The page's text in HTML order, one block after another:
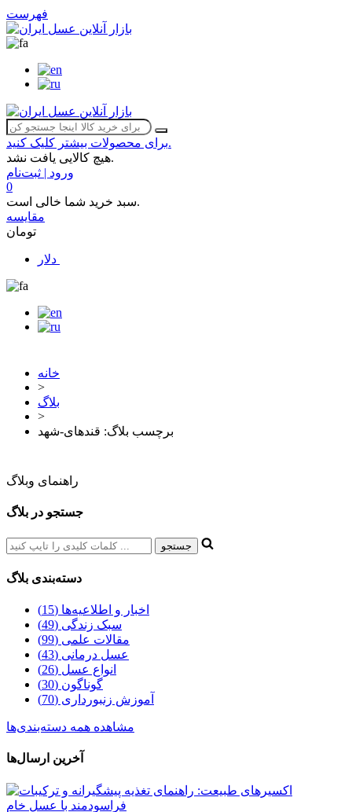
فهرست
برای محصولات بیشتر کلیک کنید.
هیچ کالایی یافت نشد.
ورود | ثبت‌نام
0
سبد خرید شما خالی است.
مقایسه
خانه
>
بلاگ
>
برچسب بلاگ: قندهای-شهد
راهنمای وبلاگ
جستجو در بلاگ
دسته‌بندی بلاگ
اخبار و اطلاعیه‌ها (15)
سبک زندگی (49)
مقالات علمی (99)
عسل درمانی (43)
انواع عسل (26)
گوناگون (30)
آموزش زنبورداری (70)
مشاهده همه دسته‌بندی‌ها
آخرین ارسال‌ها